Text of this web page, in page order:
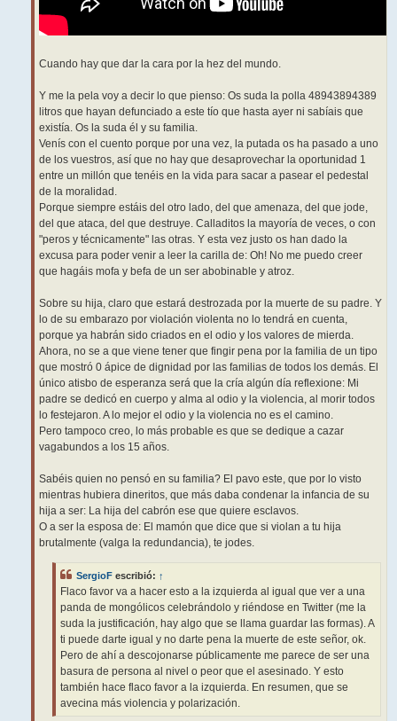
Cuando hay que dar la cara por la hez del mundo.
Y me la pela voy a decir lo que pienso: Os suda la polla 48943894389
litros que hayan defunciado a este tío que hasta ayer ni sabíais que
existía. Os la suda él y su familia.
Venís con el cuento porque por una vez, la putada os ha pasado a uno
de los vuestros, así que no hay que desaprovechar la oportunidad 1
entre un millón que tenéis en la vida para sacar a pasear el pedestal
de la moralidad.
Porque siempre estáis del otro lado, del que amenaza, del que jode,
del que ataca, del que destruye. Calladitos la mayoría de veces, o con
"peros y técnicamente" las otras. Y esta vez justo os han dado la
excusa para poder venir a leer la carilla de: Oh! No me puedo creer
que hagáis mofa y befa de un ser abobinable y atroz.
Sobre su hija, claro que estará destrozada por la muerte de su padre. Y
lo de su embarazo por violación violenta no lo tendrá en cuenta,
porque ya habrán sido criados en el odio y los valores de mierda.
Ahora, no se a que viene tener que fingir pena por la familia de un tipo
que mostró 0 ápice de dignidad por las familias de todos los demás. El
único atisbo de esperanza será que la cría algún día reflexione: Mi
padre se dedicó en cuerpo y alma al odio y la violencia, al morir todos
lo festejaron. A lo mejor el odio y la violencia no es el camino.
Pero tampoco creo, lo más probable es que se dedique a cazar
vagabundos a los 15 años.
Sabéis quien no pensó en su familia? El pavo este, que por lo visto
mientras hubiera dineritos, que más daba condenar la infancia de su
hija a ser: La hija del cabrón ese que quiere esclavos.
O a ser la esposa de: El mamón que dice que si violan a tu hija
brutalmente (valga la redundancia), te jodes.
SergioF escribió: ↑
Flaco favor va a hacer esto a la izquierda al igual que ver a una
panda de mongólicos celebrándolo y riéndose en Twitter (me la
suda la justificación, hay algo que se llama guardar las formas). A
ti puede darte igual y no darte pena la muerte de este señor, ok.
Pero de ahí a descojonarse públicamente me parece de ser una
basura de persona al nivel o peor que el asesinado. Y esto
también hace flaco favor a la izquierda. En resumen, que se
avecina más violencia y polarización.